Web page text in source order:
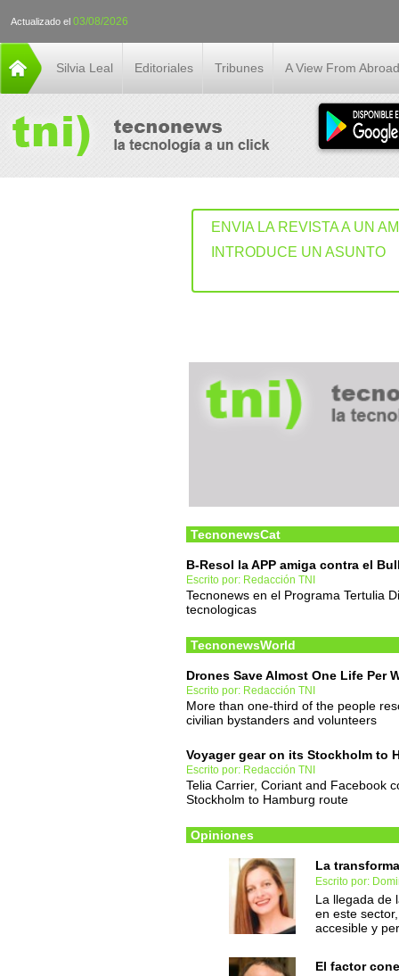
Actualizado el 03/08/2026
Silvia Leal Editoriales Tribunes A View From Abroad
ENVIA LA REVISTA A UN
INTRODUCE UN ASUNTO
TecnonewsCat
B-Resol la APP amiga contra el
Escrito por: Redacción TNI
Tecnonews en el Programa Tertulia
tecnologicas
TecnonewsWorld
Drones Save Almost One Life Per
Escrito por: Redacción TNI
More than one-third of the people
civilian bystanders and volunteers
Voyager gear on its Stockholm to
Escrito por: Redacción TNI
Telia Carrier, Coriant and Facebook
Stockholm to Hamburg route
Opiniones
La
Escrito por:
La llegada de
en este
accesible y
El factor